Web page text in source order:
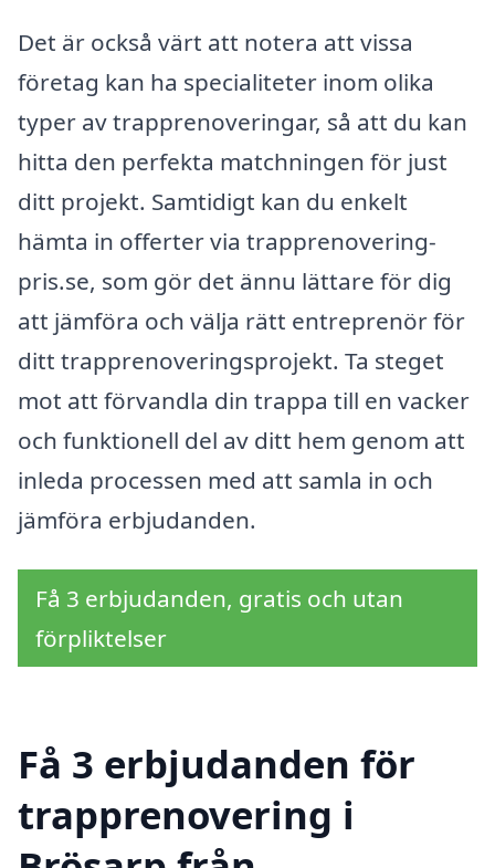
Det är också värt att notera att vissa
företag kan ha specialiteter inom olika
typer av trapprenoveringar, så att du kan
hitta den perfekta matchningen för just
ditt projekt. Samtidigt kan du enkelt
hämta in offerter via trapprenovering-
pris.se, som gör det ännu lättare för dig
att jämföra och välja rätt entreprenör för
ditt trapprenoveringsprojekt. Ta steget
mot att förvandla din trappa till en vacker
och funktionell del av ditt hem genom att
inleda processen med att samla in och
jämföra erbjudanden.
Få 3 erbjudanden, gratis och utan
förpliktelser
Få 3 erbjudanden för
trapprenovering i